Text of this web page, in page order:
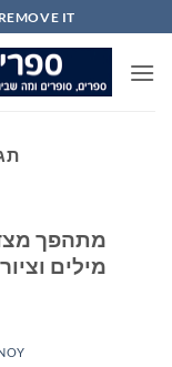
to
content
IT...
מתהפך
מילים